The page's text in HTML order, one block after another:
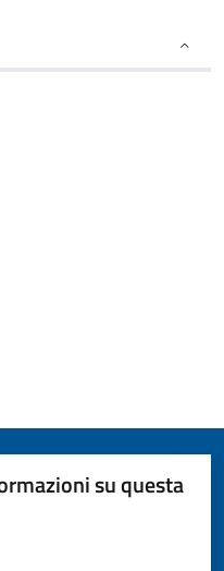
su questa